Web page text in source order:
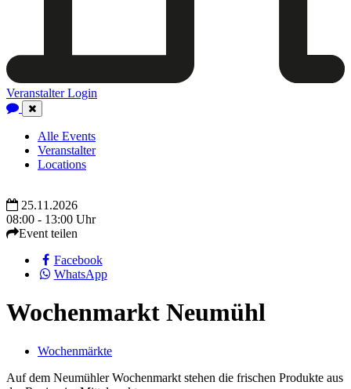
Veranstalter Login
Close
Navigation
Alle Events
Veranstalter
Locations
25.11.2026
08:00 - 13:00 Uhr
Event teilen
Facebook
WhatsApp
Wochenmarkt Neumühl
Wochenmärkte
Auf dem Neumühler Wochenmarkt stehen die frischen Produkte aus